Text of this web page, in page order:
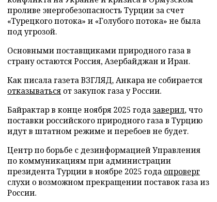
проливе энергобезопасность Турции за счет
«Турецкого потока» и «Голубого потока» не была
под угрозой.
Основными поставщиками природного газа в
страну остаются Россия, Азербайджан и Иран.
Как писала газета ВЗГЛЯД, Анкара не собирается
отказываться от закупок газа у России.
Байрактар в конце ноября 2025 года заверил, что
поставки российского природного газа в Турцию
идут в штатном режиме и перебоев не будет.
Центр по борьбе с дезинформацией Управления
по коммуникациям при администрации
президента Турции в ноябре 2025 года опроверг
слухи о возможном прекращении поставок газа из
России.